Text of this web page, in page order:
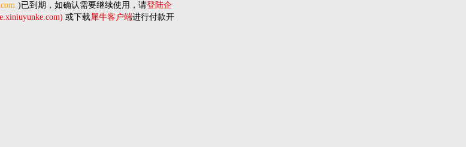
)已到期，如确认需要继续使用，请登陆企
或下载犀牛客户端进行付款开